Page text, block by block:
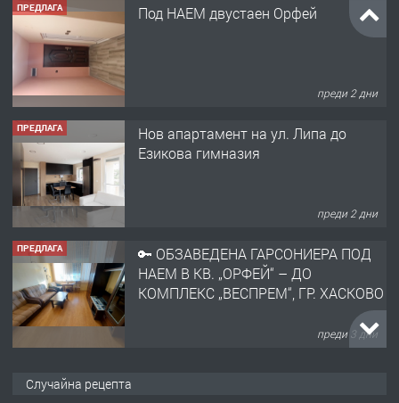
ПРЕДЛАГА Под НАЕМ двустаен Орфей
преди 2 дни
ПРЕДЛАГА
Нов апартамент на ул. Липа до
Езикова гимназия
преди 2 дни
ПРЕДЛАГА
🔑 ОБЗАВЕДЕНА ГАРСОНИЕРА ПОД
НАЕМ В КВ. „ОРФЕЙ“ – ДО
КОМПЛЕКС „ВЕСПРЕМ“, ГР. ХАСКОВО
преди 3 дни
Случайна рецепта